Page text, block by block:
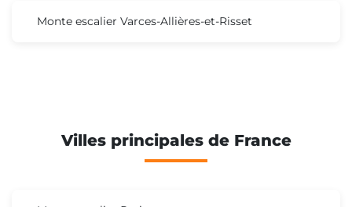
Monte escalier Varces-Allières-et-Risset
Villes principales de France